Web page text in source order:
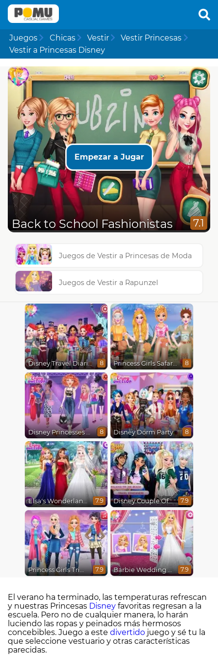
Juegos Chicas Vestir
Vestir Princesas
Vestir a Princesas Disney
Empezar a Jugar
Back to School Fashionistas 7.1
Juegos de Vestir a Princesas de Moda
Juegos de Vestir a Rapunzel
Disney Travel Diaries: City Break 8 Princess Girls Safari Trip 8
Disney Princesses Runway Show 8 Disney Dorm Party 8
Elsa's Wonderland Wedding 7.9 Disney Couple Of The Year 7.9
Princess Girls Trip To Aspen 7.9 Barbie Wedding Fun 7.9
El verano ha terminado, las temperaturas refrescan
y nuestras Princesas Disney favoritas regresan a la
escuela. Pero no de cualquier manera, lo harán
luciendo las ropas y peinados más hermosos
concebibles. Juego a este divertido juego y sé tu la
que seleccione vestuario y otras características
parecidas.